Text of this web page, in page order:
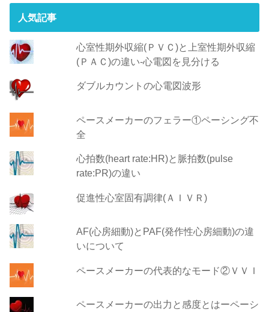
人気記事
心室性期外収縮(ＰＶＣ)と上室性期外収縮
(ＰＡＣ)の違い-心電図を見分ける
ダブルカウントの心電図波形
ペースメーカーのフェラー①ペーシング不
全
心拍数(heart rate:HR)と脈拍数(pulse
rate:PR)の違い
促進性心室固有調律(ＡＩＶＲ)
AF(心房細動)とPAF(発作性心房細動)の違
いについて
ペースメーカーの代表的なモード②ＶＶＩ
ペースメーカーの出力と感度とはーペーシ